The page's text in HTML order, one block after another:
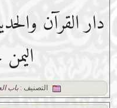
دار القرآن
التصنيف :باب